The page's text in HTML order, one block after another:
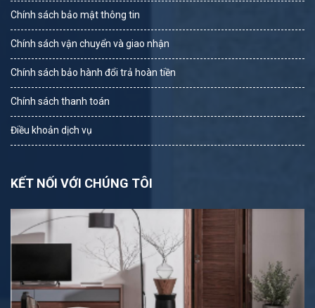
Chính sách bảo mật thông tin
Chính sách vận chuyển và giao nhận
Chính sách bảo hành đổi trả hoàn tiền
Chính sách thanh toán
Điều khoản dịch vụ
KẾT NỐI VỚI CHÚNG TÔI